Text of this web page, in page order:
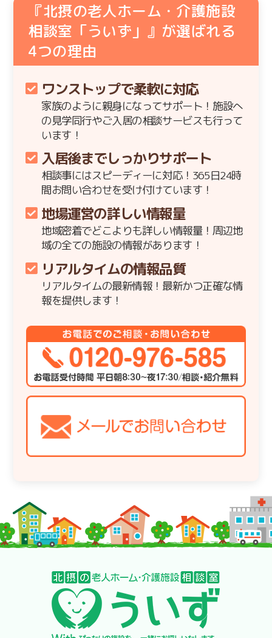
『北摂の老人ホーム・介護施設
相談室「ういず」』が選ばれる
4つの理由
ワンストップで柔軟に対応
家族のように親身になってサポート！施設へ
の見学同行やご入居の相談サービスも行って
います！
入居後までしっかりサポート
相談事にはスピーディーに対応！365日24時
間お問い合わせを受け付けています！
地場運営の詳しい情報量
地域密着でどこよりも詳しい情報量！周辺地
域の全ての施設の情報があります！
リアルタイムの情報品質
リアルタイムの最新情報！最新かつ正確な情
報を提供します！